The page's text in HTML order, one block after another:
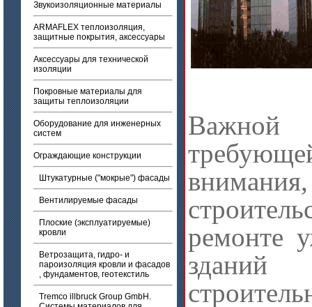
Звукоизоляционные материалы
ARMAFLEX теплоизоляция,
защитные покрытия, аксессуары
Аксессуары для технической
изоляции
Покровные материалы для
защиты теплоизоляции
Оборудование для инженерных
систем
Ограждающие конструкции
Штукатурные ("мокрые") фасады
Вентилируемые фасады
Плоские (эксплуатируемые)
кровли
Ветрозащита, гидро- и
пароизоляция кровли и фасадов
, фундаментов, геотекстиль
Tremco illbruck Group GmbH.
Важной
ремонте